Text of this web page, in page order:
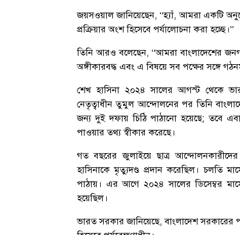
জয়সওয়াল জানিয়েছেন, ‘‘হ্যাঁ, আমরা একটি
প্রক্রিয়ার অংশ হিসেবে পর্যালোচনা করা হচ্ছে।’’
তিনি আরও বলেছেন, ‘‘আমরা বাংলাদেশের
অঙ্গীকারবদ্ধ এবং এ বিষয়ে সব পক্ষের সঙ্গে
শেখ হাসিনা ২০২৪ সালের আগস্ট থেকে
নেতৃত্বাধীন তুমুল আন্দোলনের পর তিনি
জন্য দুই দফায় চিঠি পাঠানো হয়েছে; তবে
পাওয়ার তথ্য স্বীকার করেছে।
গত বছরের জুলাইয়ে ছাত্র
হাসিনাকে মৃত্যুদণ্ড প্রদান করেছিল। চলতি
পাঠায়। এর আগে ২০২৪ সালের ডিসেম্বর
হয়েছিল।
ভারত সরকার জানিয়েছে, বাংলাদেশ সরকারের